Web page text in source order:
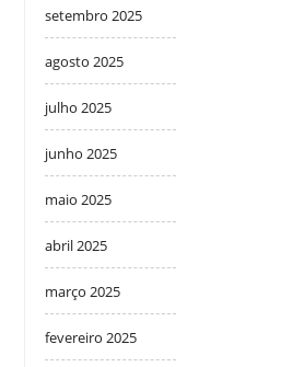
setembro 2025
agosto 2025
julho 2025
junho 2025
maio 2025
abril 2025
março 2025
fevereiro 2025